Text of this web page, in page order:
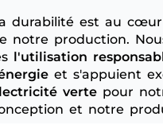
durabilité est au
notre production.
l'utilisation
et s'appuient
vertepour
et notre